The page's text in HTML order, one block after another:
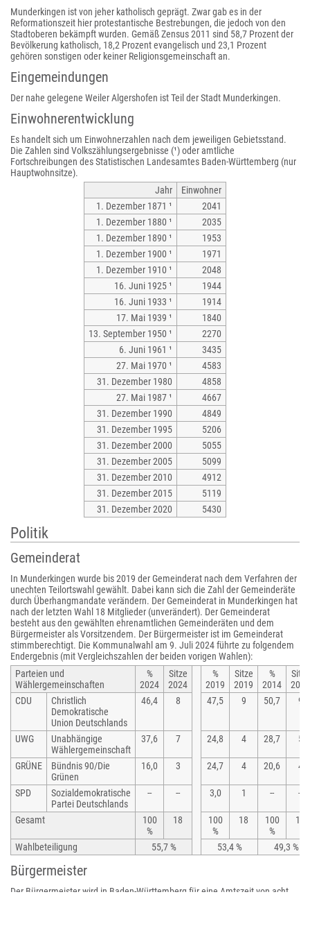
Munderkingen ist von jeher katholisch geprägt. Zwar gab es in der
Reformationszeit hier protestantische Bestrebungen, die jedoch von den
Stadtoberen bekämpft wurden. Gemäß Zensus 2011 sind 58,7 Prozent der
Bevölkerung katholisch, 18,2 Prozent evangelisch und 23,1 Prozent
gehören sonstigen oder keiner Religionsgemeinschaft an.
Eingemeindungen
Der nahe gelegene Weiler Algershofen ist Teil der Stadt Munderkingen.
Einwohnerentwicklung
Es handelt sich um Einwohnerzahlen nach dem jeweiligen Gebietsstand.
Die Zahlen sind Volkszählungsergebnisse (¹) oder amtliche
Fortschreibungen des Statistischen Landesamtes Baden-Württemberg (nur
Hauptwohnsitze).
Jahr
Einwohner
1. Dezember 1871 ¹
2041
1. Dezember 1880 ¹
2035
1. Dezember 1890 ¹
1953
1. Dezember 1900 ¹
1971
1. Dezember 1910 ¹
2048
16. Juni 1925 ¹
1944
16. Juni 1933 ¹
1914
17. Mai 1939 ¹
1840
13. September 1950 ¹
2270
6. Juni 1961 ¹
3435
27. Mai 1970 ¹
4583
31. Dezember 1980
4858
27. Mai 1987 ¹
4667
31. Dezember 1990
4849
31. Dezember 1995
5206
31. Dezember 2000
5055
31. Dezember 2005
5099
31. Dezember 2010
4912
31. Dezember 2015
5119
31. Dezember 2020
5430
Politik
Gemeinderat
In Munderkingen wurde bis 2019 der Gemeinderat nach dem Verfahren der
unechten Teilortswahl gewählt. Dabei kann sich die Zahl der Gemeinderäte
durch Überhangmandate verändern. Der Gemeinderat in Munderkingen hat
nach der letzten Wahl 18 Mitglieder (unverändert). Der Gemeinderat
besteht aus den gewählten ehrenamtlichen Gemeinderäten und dem
Bürgermeister als Vorsitzendem. Der Bürgermeister ist im Gemeinderat
stimmberechtigt. Die Kommunalwahl am 9. Juli 2024 führte zu folgendem
Endergebnis (mit Vergleichszahlen der beiden vorigen Wahlen):
Parteien und
Wählergemeinschaften
%
2024
Sitze
2024
%
2019
Sitze
2019
%
2014
Sitze
2014
CDU
Christlich
Demokratische
Union Deutschlands
46,4 8 47,5 9 50,7 9
UWG
Unabhängige
Wählergemeinschaft
37,6 7 24,8 4 28,7 5
GRÜNE
Bündnis 90/Die
Grünen
16,0 3 24,7 4 20,6 4
SPD
Sozialdemokratische
Partei Deutschlands
-- -- 3,0 1 -- --
Gesamt
100
%
18
100
%
18
100
%
18
Wahlbeteiligung 55,7 % 53,4 % 49,3 %
Bürgermeister
Der Bürgermeister wird in Baden-Württemberg für eine Amtszeit von acht